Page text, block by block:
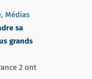
, Médias
sa
grands
2 ont